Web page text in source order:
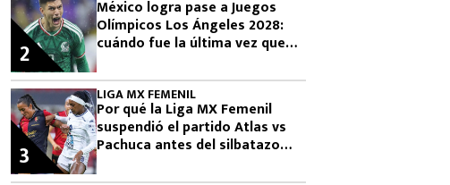
México logra pase a Juegos
Olímpicos Los Ángeles 2028:
cuándo fue la última vez que
2
LIGA MX FEMENIL
Por qué la Liga MX Femenil
suspendió el partido Atlas vs
Pachuca antes del silbatazo
3